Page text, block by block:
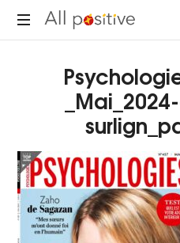
All
réinventer."